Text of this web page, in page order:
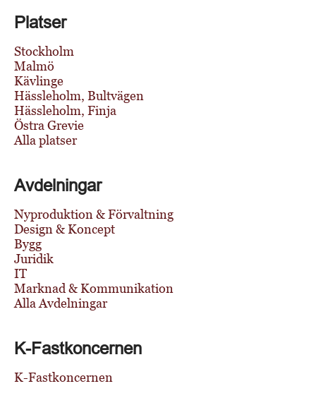
Platser
Stockholm
Malmö
Kävlinge
Hässleholm, Bultvägen
Hässleholm, Finja
Östra Grevie
Alla platser
Avdelningar
Nyproduktion & Förvaltning
Design & Koncept
Bygg
Juridik
IT
Marknad & Kommunikation
Alla Avdelningar
K-Fastkoncernen
K-Fastkoncernen